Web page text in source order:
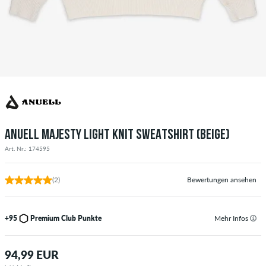
ANUELL MAJESTY LIGHT KNIT SWEATSHIRT (BEIGE)
Art. Nr.: 174595
(2) Bewertungen ansehen
+95 Premium Club Punkte Mehr Infos
94,99 EUR